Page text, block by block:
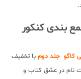
بندی کنکور
کاگو جلد دوم با تخفیف
نام در عشق کتاب و